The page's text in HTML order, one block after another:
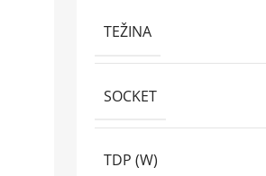
TEŽINA
SOCKET
TDP (W)